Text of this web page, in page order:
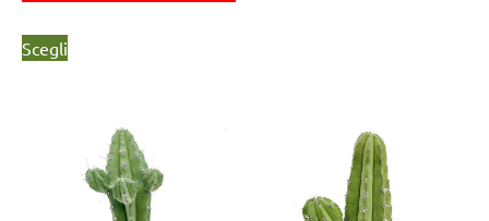
Scegli